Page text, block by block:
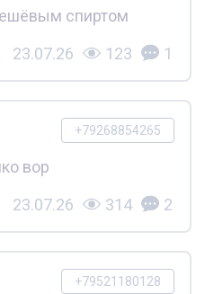
спиртом
23.07.26 123 1
+79268854265
вор
23.07.26 314 2
+79521180128